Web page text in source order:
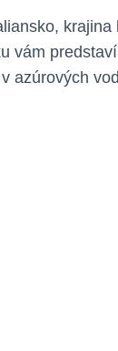
vám
azúrových